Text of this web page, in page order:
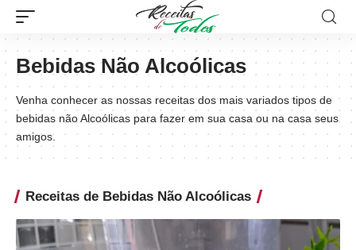
Bebidas Não Alcoólicas
Venha conhecer as nossas receitas dos mais variados tipos de
bebidas não Alcoólicas para fazer em sua casa ou na casa seus
amigos.
Receitas de Bebidas Não Alcoólicas